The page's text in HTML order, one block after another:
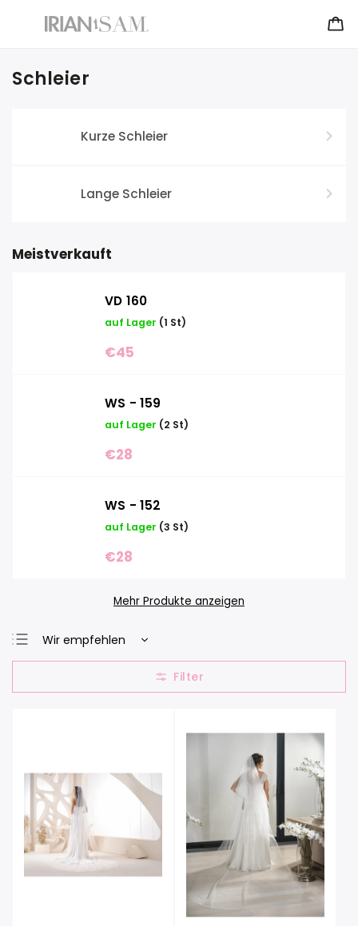
Schleier
Kurze Schleier
Lange Schleier
Meistverkauft
VD 160
auf Lager (1 St)
€45
WS - 159
auf Lager (2 St)
€28
WS - 152
auf Lager (3 St)
€28
Mehr Produkte anzeigen
Wir empfehlen
Günstigste
Teuerste